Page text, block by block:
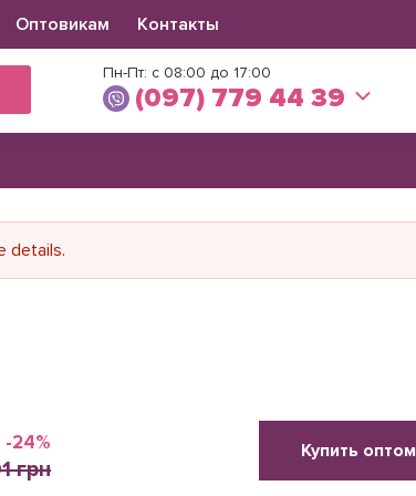
Оптовикам Контакты
Пн-Пт: с 08:00 до 17:00
(097) 779 44 39
(066) 560 34 03
details.
-24%
грн
Купить оптом